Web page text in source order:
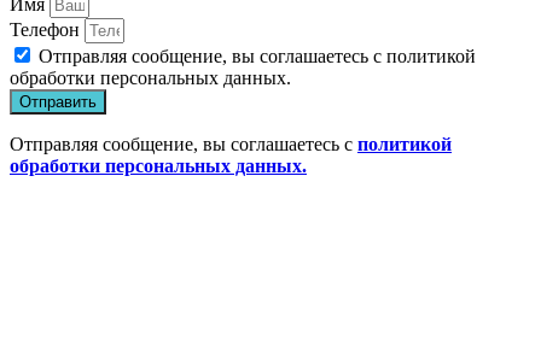
Имя
Телефон
Отправляя сообщение, вы соглашаетесь с политикой
обработки персональных данных.
Отправить
Отправляя сообщение, вы соглашаетесь с политикой
обработки персональных данных.